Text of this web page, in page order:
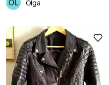
Olga